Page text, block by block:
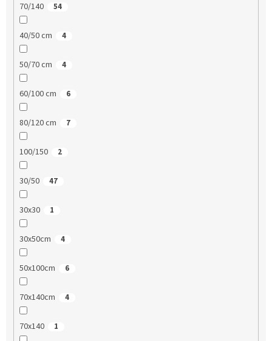
70/140 54
40/50 cm 4
50/70 cm 4
60/100 cm 6
80/120 cm 7
100/150 2
30/50 47
30x30 1
30x50cm 4
50x100cm 6
70x140cm 4
70x140 1